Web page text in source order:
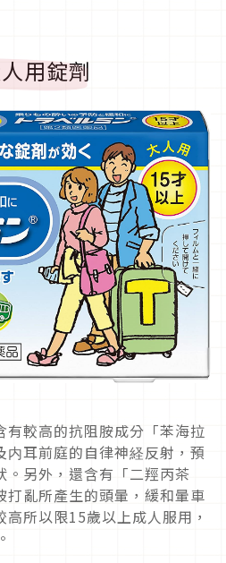
人用錠劑
有較高的抗阻胺成分 「苯海拉
内耳前庭的自律神経反射，預
另外，還含有「二羥丙茶
打亂所產生的頭暈，緩和暈車
高所以限15歲以上成人服用，